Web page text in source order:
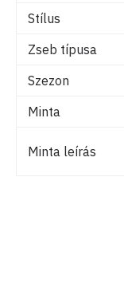
Stílus
Zseb típusa
Szezon
Minta
Minta leírás